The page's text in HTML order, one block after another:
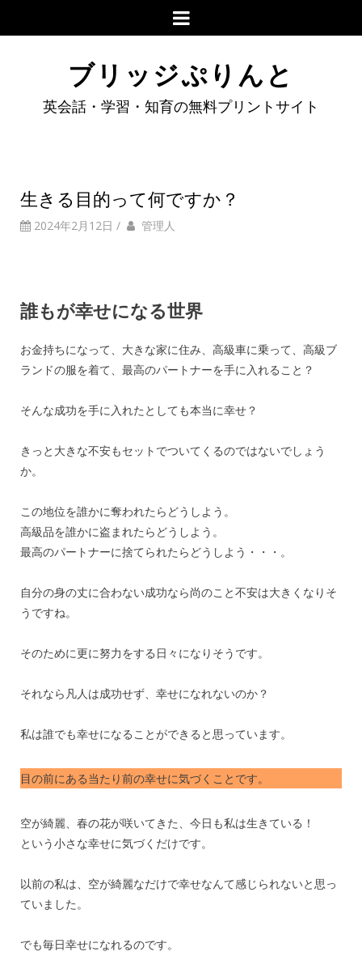
ブリッジぷりんと
英会話・学習・知育の無料プリントサイト
生きる目的って何ですか？
2024年2月12日 / 管理人
誰もが幸せになる世界
お金持ちになって、大きな家に住み、高級車に乗って、高級ブ
ランドの服を着て、最高のパートナーを手に入れること？
そんな成功を手に入れたとしても本当に幸せ？
きっと大きな不安もセットでついてくるのではないでしょう
か。
この地位を誰かに奪われたらどうしよう。
高級品を誰かに盗まれたらどうしよう。
最高のパートナーに捨てられたらどうしよう・・・。
自分の身の丈に合わない成功なら尚のこと不安は大きくなりそ
うですね。
そのために更に努力をする日々になりそうです。
それなら凡人は成功せず、幸せになれないのか？
私は誰でも幸せになることができると思っています。
目の前にある当たり前の幸せに気づくことです。
空が綺麗、春の花が咲いてきた、今日も私は生きている！
という小さな幸せに気づくだけです。
以前の私は、空が綺麗なだけで幸せなんて感じられないと思っ
ていました。
でも毎日幸せになれるのです。